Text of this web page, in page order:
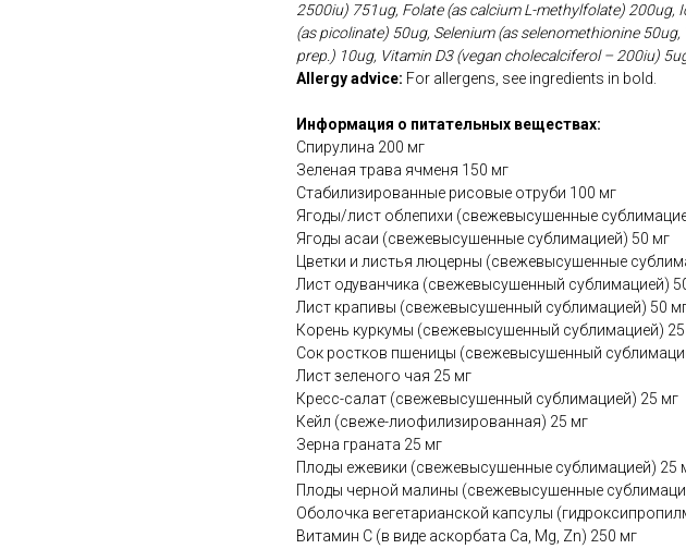
2500iu) 751ug, Folate (as calcium L-methylfolate)
(as picolinate) 50ug, Selenium (as selenomethionine
prep.) 10ug, Vitamin D3 (vegan cholecalciferol – 200iu)
Allergy advice: For allergens, see ingredients in bold.
Информация о питательных веществах:
Спирулина 200 мг
Зеленая трава ячменя 150 мг
Стабилизированные рисовые отруби 100 мг
Ягоды/лист облепихи (свежевысушенные
Ягоды асаи (свежевысушенные сублимацией) 50 мг
Цветки и листья люцерны (свежевысушенные
Лист одуванчика (свежевысушенный сублимацией)
Лист крапивы (свежевысушенный сублимацией) 50
Корень куркумы (свежевысушенный сублимацией)
Сок ростков пшеницы (свежевысушенный
Лист зеленого чая 25 мг
Кресс-салат (свежевысушенный сублимацией) 25 мг
Кейл (свеже-лиофилизированная) 25 мг
Зерна граната 25 мг
Плоды ежевики (свежевысушенные сублимацией) 25
Плоды черной малины (свежевысушенные
Оболочка вегетарианской капсулы
Витамин С (в виде аскорбата Ca, Mg, Zn) 250 мг